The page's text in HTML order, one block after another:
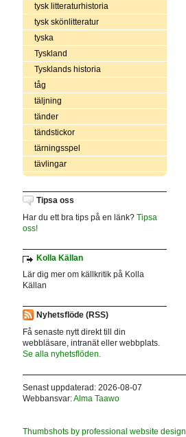
tysk litteraturhistoria
tysk skönlitteratur
tyska
Tyskland
Tysklands historia
tåg
täljning
tänder
tändstickor
tärningsspel
tävlingar
Tipsa oss
Har du ett bra tips på en länk? Tipsa
oss!
Kolla Källan
Lär dig mer om källkritik på Kolla
Källan
Nyhetsflöde (RSS)
Få senaste nytt direkt till din
webbläsare, intranät eller webbplats.
Se alla nyhetsflöden.
Senast uppdaterad: 2026-08-07
Webbansvar:Alma Taawo
Thumbshots by professional website design